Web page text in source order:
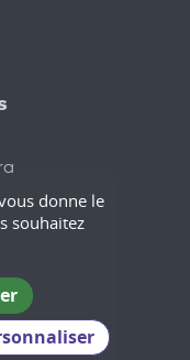
!
donne le
souhaitez